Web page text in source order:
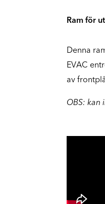
Ram för
Denna
EVAC
av
OBS: kan